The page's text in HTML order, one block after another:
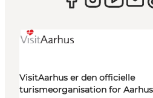
VisitAarhus er den officielle
turismeorganisation for